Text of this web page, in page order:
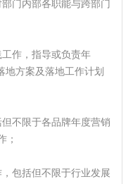
门内部各职能与跨部门
作，指导或负责年
地方案及落地工作计划
不限于各品牌年度营销
；
包括但不限于行业发展